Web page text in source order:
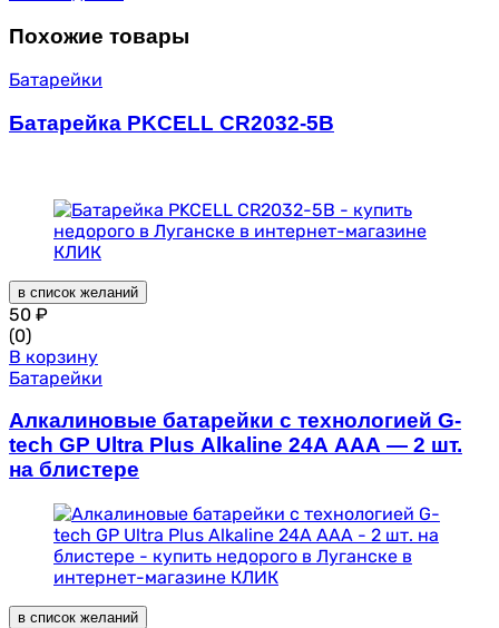
Похожие товары
Батарейки
Батарейка PKCELL CR2032-5B
в список желаний
50 ₽
(0)
В корзину
Батарейки
Алкалиновые батарейки c технологией G-
tech GP Ultra Plus Alkaline 24А AАA — 2 шт.
на блистере
в список желаний